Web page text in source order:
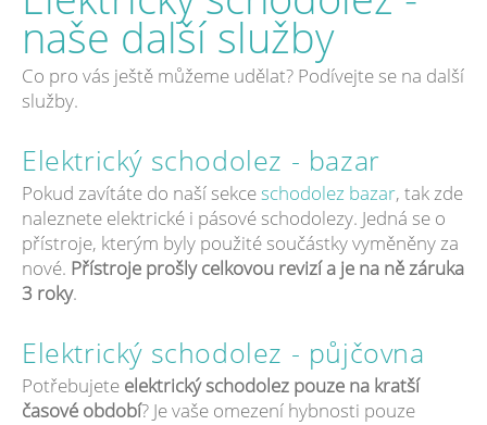
naše další služby
Co pro vás ještě můžeme udělat? Podívejte se na další
služby.
Elektrický schodolez - bazar
Pokud zavítáte do naší sekceschodolez bazar, tak zde
naleznete elektrické i pásové schodolezy. Jedná se o
přístroje, kterým byly použité součástky vyměněny za
nové. Přístroje prošly celkovou revizí a je na ně záruka
3 roky.
Elektrický schodolez - půjčovna
Potřebujete elektrický schodolez pouze na kratší
časové období? Je vaše omezení hybnosti pouze